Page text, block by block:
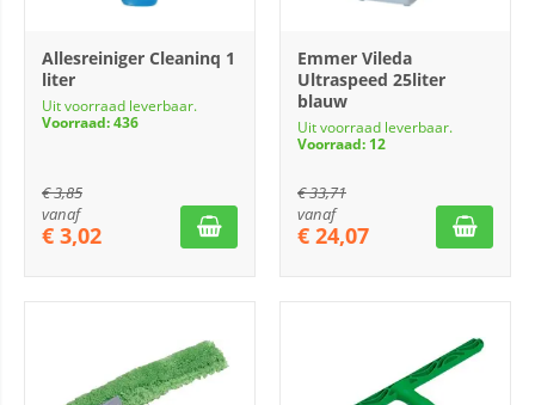
Allesreiniger Cleaninq 1
liter
Uit voorraad leverbaar.
Voorraad: 436
€3,85
vanaf
€ 3,02
Emmer Vileda
Ultraspeed 25liter
blauw
Uit voorraad leverbaar.
Voorraad: 12
€33,71
vanaf
€ 24,07